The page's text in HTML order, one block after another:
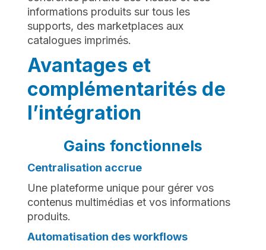
informations produits sur tous les
supports, des marketplaces aux
catalogues imprimés.
Avantages et
complémentarités de
l’intégration
Gains fonctionnels
Centralisation accrue
Une plateforme unique pour gérer vos
contenus multimédias et vos informations
produits.
Automatisation des workflows